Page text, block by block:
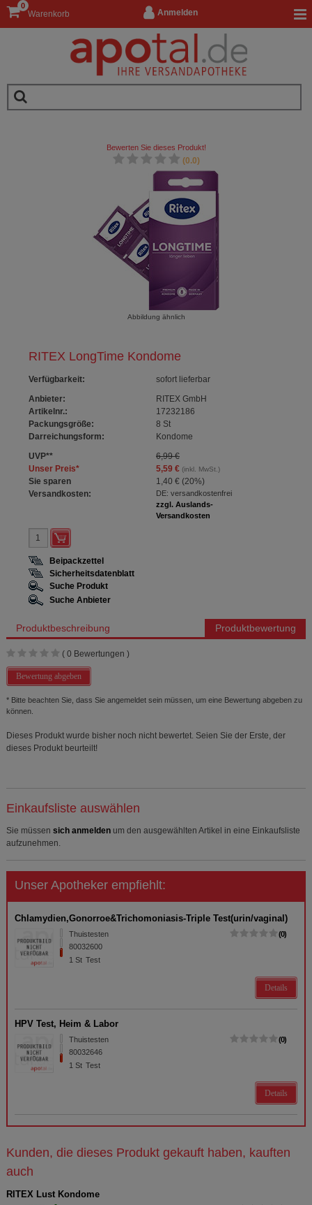
Anmelden
Warenkorb
0
RITEX LongTime Kondome
Verfügbarkeit:
sofort lieferbar
Anbieter:
RITEX GmbH
Artikelnr.:
17232186
Packungsgröße:
8 St
Darreichungsform:
Kondome
UVP**
6,99 €
Unser Preis* 5,59 €(inkl. MwSt.)
Sie sparen 1,40 € (20%)
Versandkosten:
DE: versandkostenfrei
zzgl. Auslands-
Versandkosten
Bewerten Sie dieses Produkt!
(0.0)
Abbildung ähnlich
Beipackzettel
Sicherheitsdatenblatt
Suche Produkt
Suche Anbieter
Produktbeschreibung Produktbewertung
( 0 Bewertungen )
Bewertung abgeben
* Bitte beachten Sie, dass Sie angemeldet sein müssen, um eine Bewertung abgeben zu
können.
Dieses Produkt wurde bisher noch nicht bewertet. Seien Sie der Erste, der
dieses Produkt beurteilt!
Einkaufsliste auswählen
Sie müssen sich anmelden um den ausgewählten Artikel in eine Einkaufsliste
aufzunehmen.
Unser Apotheker empfiehlt:
Chlamydien,Gonorroe&Trichomoniasis-Triple Test(urin/vaginal)
Thuistesten
80032600
1St Test
0
Details
HPV Test, Heim & Labor
Thuistesten
80032646
1St Test
0
Details
Kunden, die dieses Produkt gekauft haben, kauften
auch
RITEX Lust Kondome